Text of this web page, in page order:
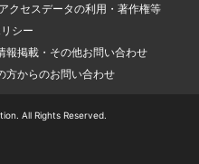
アクセスデータの利用・著作権等
シー
報掲載・その他お問い合わせ
方からのお問い合わせ
All Rights Reserved.